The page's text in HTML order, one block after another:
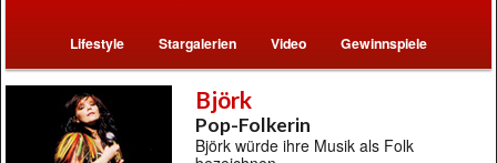
Lifestyle Stargalerien Video Gewinnspiele
Björk
Pop-Folkerin
Björk würde ihre Musik als Folk